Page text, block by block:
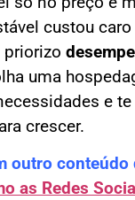
custou
priorizo
uma
e te
crescer.
outro conteúdo
as Redes